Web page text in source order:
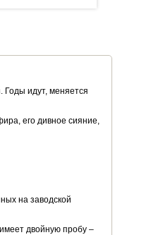
идут, меняется
его дивное сияние,
на заводской
двойную пробу –